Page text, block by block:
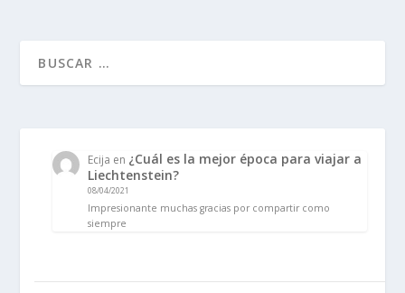
Ecija en ¿Cuál es la mejor época para viajar a
Liechtenstein?
08/04/2021
Impresionante muchas gracias por compartir como
siempre